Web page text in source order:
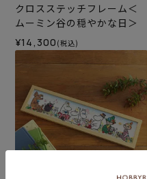
クロスステッチフレーム＜
ムーミン谷の穏やかな日＞
¥14,300 (税込)